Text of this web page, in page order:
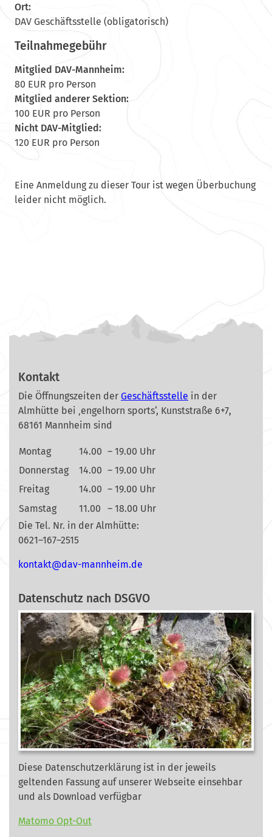
Ort:
DAV Geschäftsstelle (obligatorisch)
Teilnahmegebühr
Mitglied DAV-Mannheim:
80 EUR pro Person
Mitglied anderer Sektion:
100 EUR pro Person
Nicht DAV-Mitglied:
120 EUR pro Person
Eine Anmeldung zu dieser Tour ist wegen Überbuchung
leider nicht möglich.
Kontakt
Die Öffnungszeiten der Geschäftsstelle in der
Almhütte bei ‚engelhorn sports‘, Kunststraße 6+7,
68161 Mannheim sind
Montag 14.00 – 19.00 Uhr
Donnerstag
14.00 – 19.00 Uhr
Freitag
14.00 – 19.00 Uhr
Samstag
11.00
– 18.00 Uhr
Die Tel. Nr. in der Almhütte:
0621–167–2515
ed.mi
ehnna
m-vad
@tkat
nok
Datenschutz nach DSGVO
Diese Datenschutzerklärung ist in der jeweils
geltenden Fassung auf unserer Webseite einsehbar
und als Download verfügbar
Matomo Opt-Out